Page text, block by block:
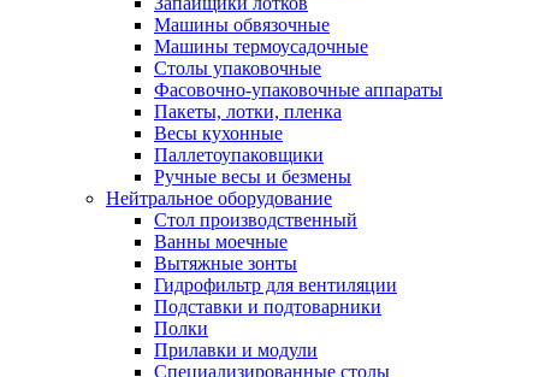
Машины обвязочные
Машины термоусадочные
Столы упаковочные
Фасовочно-упаковочные аппараты
Пакеты, лотки, пленка
Весы кухонные
Паллетоупаковщики
Ручные весы и безмены
Нейтральное оборудование
Cтол производственный
Ванны моечные
Вытяжные зонты
Гидрофильтр для вентиляции
Подставки и подтоварники
Полки
Прилавки и модули
Специализированные столы